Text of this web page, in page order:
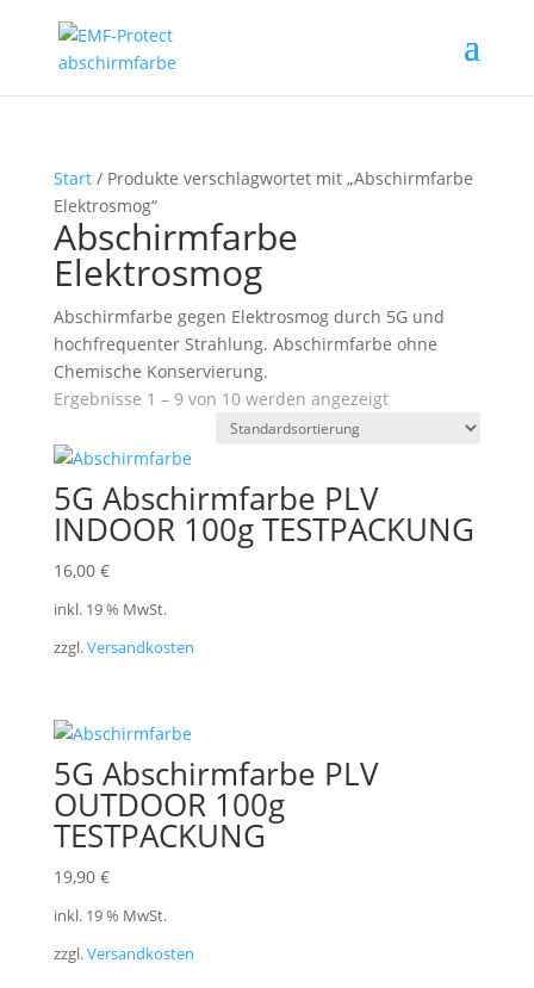
Start/ Produkte verschlagwortet mit „Abschirmfarbe
Elektrosmog“
Abschirmfarbe
Elektrosmog
Abschirmfarbe gegen Elektrosmog durch 5G und
hochfrequenter Strahlung. Abschirmfarbe ohne
Chemische Konservierung.
Ergebnisse 1 – 9 von 10 werden angezeigt
5G Abschirmfarbe PLV
INDOOR 100g TESTPACKUNG
16,00 €
inkl. 19 % MwSt.
zzgl.Versandkosten
5G Abschirmfarbe PLV
OUTDOOR 100g
TESTPACKUNG
19,90 €
inkl. 19 % MwSt.
zzgl.Versandkosten